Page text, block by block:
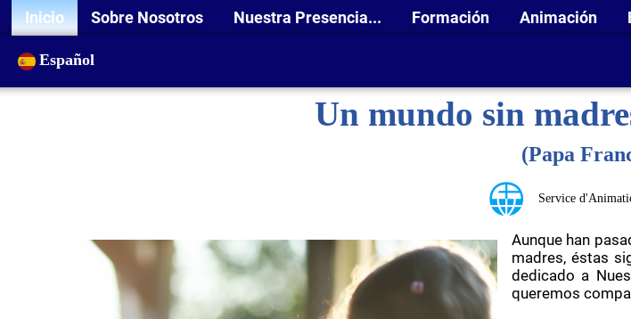
Inicio Sobre Nosotros Nuestra Presencia... Formación Animación
Español
Un mundo sin
(Papa
Service
Aunque han
madres, éstas
dedicado a
queremos